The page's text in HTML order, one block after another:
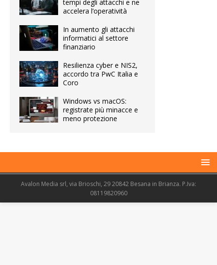
tempi degli attacchi e ne
accelera l’operatività
In aumento gli attacchi
informatici al settore
finanziario
Resilienza cyber e NIS2,
accordo tra PwC Italia e
Coro
Windows vs macOS:
registrate più minacce e
meno protezione
Avalon Media srl, via Brioschi, 29 20842 Besana in Brianza. P.Iva:
08119820960